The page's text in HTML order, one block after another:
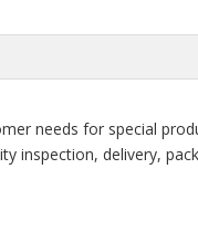
needs for special
inspection, delivery,